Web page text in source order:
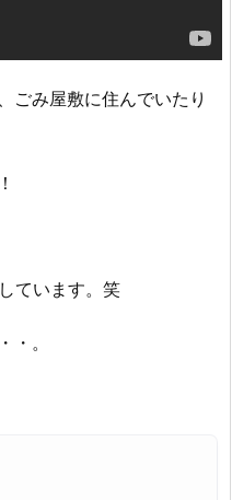
ごみ屋敷に住んでいたり
ています。笑
・。